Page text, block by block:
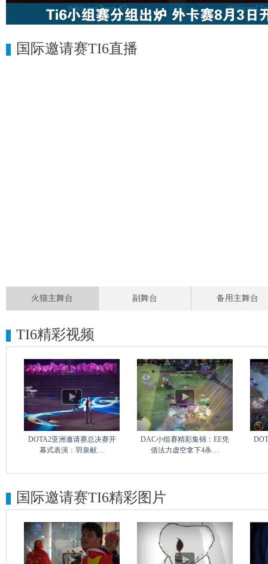
国际邀请赛TI6直播
火猫主舞台 副舞台 备用主舞台
TI6精彩视频
DOTA2亚洲邀请赛总决赛开
幕式表演：羽泉献…
DAC小组赛精彩集锦：EE凭
借法力虚空拿下4杀…
国际邀请赛TI6精彩图片